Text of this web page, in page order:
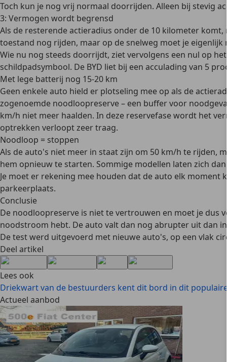
Toch kun je nog vrij normaal doorrijden. Alleen bij stevig
3: Vermogen wordt begrensd
Als de resterende actieradius onder de 10 kilometer
toestand nog rijden, maar op de snelweg moet je eigenlijk
Wie nu nog steeds doorrijdt, ziet vervolgens een nul op
schildpadsymbool. De BYD liet bij een acculading van 5
Met lege batterij nog 15-20 km
Geen enkele auto hield er plotseling mee op als de
zogenoemde noodloopreserve – een buffer voor
km/h niet meer haalden. In deze reservefase wordt het
optrekken verloopt zeer traag.
Noodloop = stoppen
Als de auto's niet meer in staat zijn om 50 km/h te rijden,
hem opnieuw te starten. Sommige modellen laten zich
Je moet er rekening mee houden dat de auto elk
parkeerplaats.
Conclusie
De noodloopreserve is niet te vertrouwen en moet je dus
noodstroom hebt. De auto valt dan nog abrupter uit dan
De test werd uitgevoerd met nieuwe auto's, op een vlak
Deel artikel
Lees ook
Driekwart van de bestuurders kent dit bord in dit
Actueel aanbod